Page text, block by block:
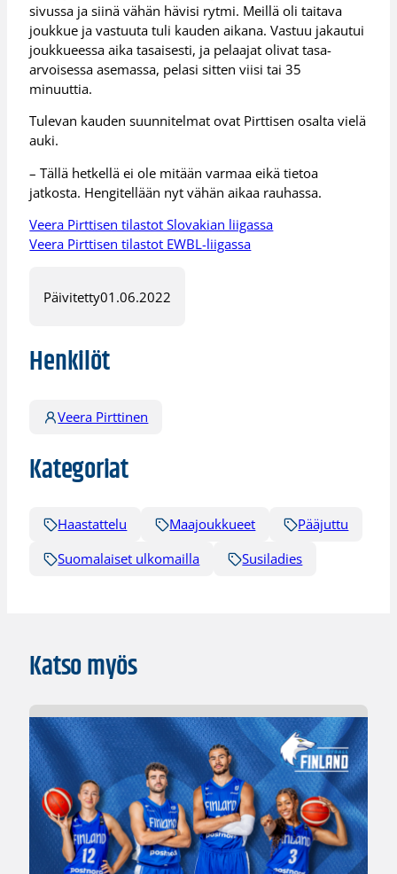
sivussa ja siinä vähän hävisi rytmi. Meillä oli taitava
joukkue ja vastuuta tuli kauden aikana. Vastuu jakautui
joukkueessa aika tasaisesti, ja pelaajat olivat tasa-
arvoisessa asemassa, pelasi sitten viisi tai 35
minuuttia.
Tulevan kauden suunnitelmat ovat Pirttisen osalta vielä
auki.
– Tällä hetkellä ei ole mitään varmaa eikä tietoa
jatkosta. Hengitellään nyt vähän aikaa rauhassa.
Veera Pirttisen tilastot Slovakian liigassa
Veera Pirttisen tilastot EWBL-liigassa
Päivitetty01.06.2022
Henkilöt
Veera Pirttinen
Kategoriat
Haastattelu Maajoukkueet
Pääjuttu
Suomalaiset ulkomailla
Susiladies
Katso myös